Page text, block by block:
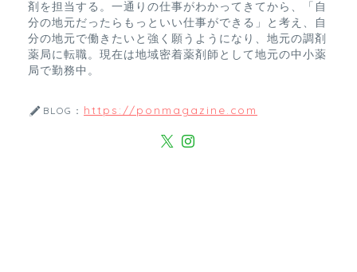
剤を担当する。一通りの仕事がわかってきてから、「自
分の地元だったらもっといい仕事ができる」と考え、自
分の地元で働きたいと強く願うようになり、地元の調剤
薬局に転職。現在は地域密着薬剤師として地元の中小薬
局で勤務中。
BLOG： https://ponmagazine.com